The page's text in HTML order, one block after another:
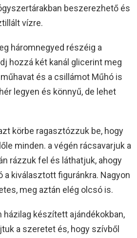
beszerezhető és
vízre.
háromnegyed részéig a
hozzá két kanál glicerint meg
és a csillámot Műhó is
legyen és könnyű, de lehet
körbe ragasztózzuk be, hogy
minden. a végén rácsavarjuk a
rázzuk fel és láthatjuk, ahogy
a kiválasztott figuránkra. Nagyon
meg aztán elég olcsó is.
házilag készített ajándékokban,
a szeretet és, hogy szívből